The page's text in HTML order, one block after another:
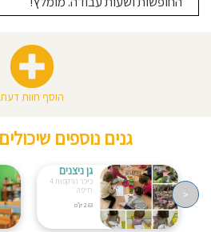
הוסף חוות דעת
גנים נוספים
גן ניצנים
כיכר הרקפות 4
חיפה
2.63 ק"מ
<